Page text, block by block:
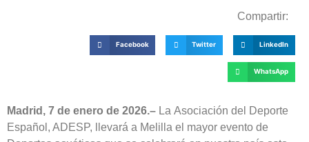
Compartir:
Facebook Twitter LinkedIn
WhatsApp
Madrid, 7 de enero de 2026.– La Asociación del Deporte
Español, ADESP, llevará a Melilla el mayor evento de